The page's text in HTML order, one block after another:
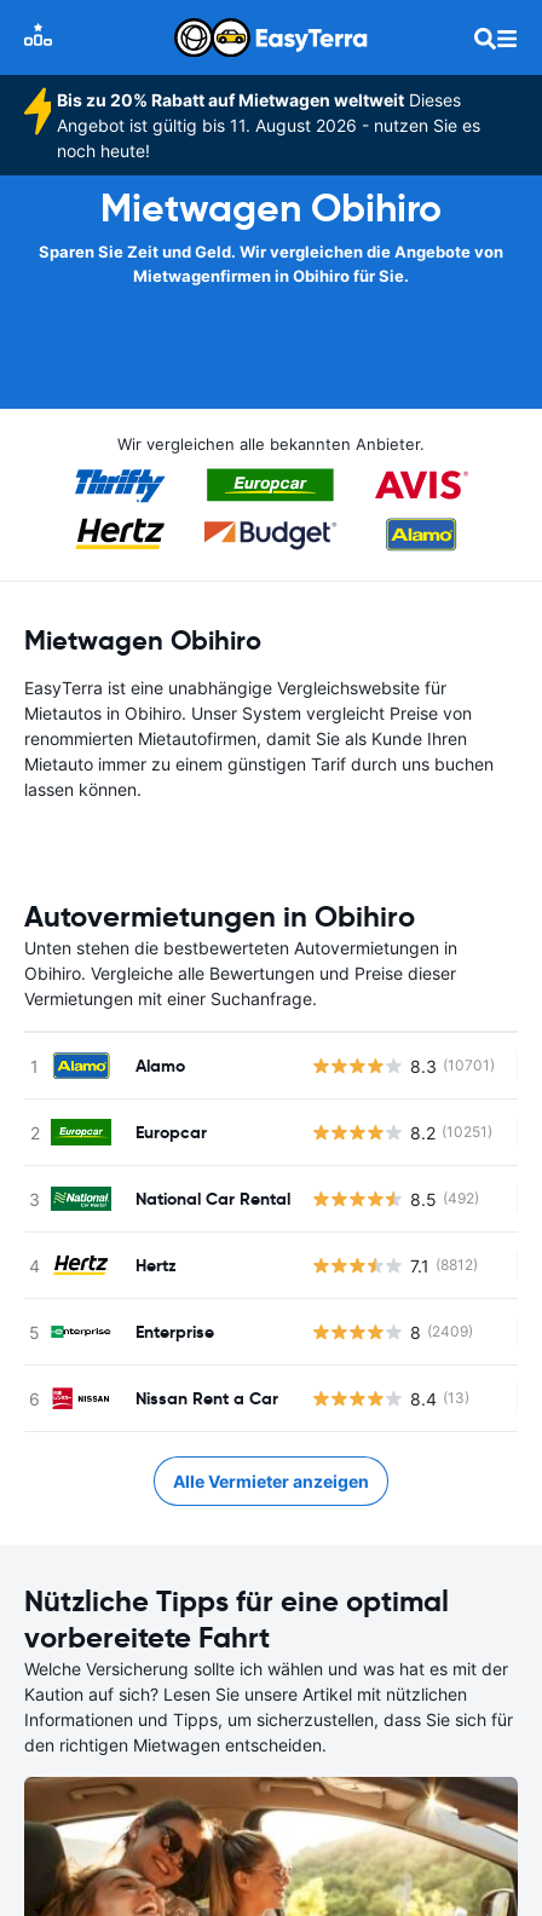
Bis zu 20% Rabatt auf Mietwagen weltweitDieses
Angebot ist gültig bis 11. August 2026 - nutzen Sie es
noch heute!
Mietwagen Obihiro
Sparen Sie Zeit und Geld. Wir vergleichen die Angebote von
Mietwagenfirmen in Obihiro für Sie.
Wir vergleichen alle bekannten Anbieter.
Mietwagen Obihiro
EasyTerra ist eine unabhängige Vergleichswebsite für
Mietautos in Obihiro. Unser System vergleicht Preise von
renommierten Mietautofirmen, damit Sie als Kunde Ihren
Mietauto immer zu einem günstigen Tarif durch uns buchen
lassen können.
Autovermietungen in Obihiro
Unten stehen die bestbewerteten Autovermietungen in
Obihiro. Vergleiche alle Bewertungen und Preise dieser
Vermietungen mit einer Suchanfrage.
Alamo 8.3 (10701)
Europcar 8.2 (10251)
National Car Rental 8.5 (492)
Hertz 7.1 (8812)
Enterprise 8 (2409)
Nissan Rent a Car 8.4 (13)
Alle Vermieter anzeigen
Nützliche Tipps für eine optimal
vorbereitete Fahrt
Welche Versicherung sollte ich wählen und was hat es mit der
Kaution auf sich? Lesen Sie unsere Artikel mit nützlichen
Informationen und Tipps, um sicherzustellen, dass Sie sich für
den richtigen Mietwagen entscheiden.